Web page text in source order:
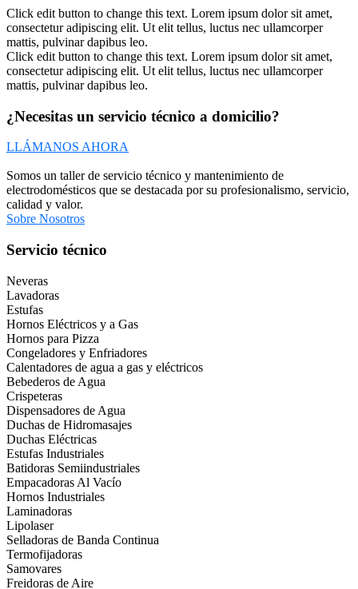
Click edit button to change this text. Lorem ipsum dolor sit amet,
consectetur adipiscing elit. Ut elit tellus, luctus nec ullamcorper
mattis, pulvinar dapibus leo.
Click edit button to change this text. Lorem ipsum dolor sit amet,
consectetur adipiscing elit. Ut elit tellus, luctus nec ullamcorper
mattis, pulvinar dapibus leo.
¿Necesitas un servicio técnico a domicilio?
LLÁMANOS AHORA
Somos un taller de servicio técnico y mantenimiento de
electrodomésticos que se destacada por su profesionalismo, servicio,
calidad y valor.
Sobre Nosotros
Servicio técnico
Neveras
Lavadoras
Estufas
Hornos Eléctricos y a Gas
Hornos para Pizza
Congeladores y Enfriadores
Calentadores de agua a gas y eléctricos
Bebederos de Agua
Crispeteras
Dispensadores de Agua
Duchas de Hidromasajes
Duchas Eléctricas
Estufas Industriales
Batidoras Semiindustriales
Empacadoras Al Vacío
Hornos Industriales
Laminadoras
Lipolaser
Selladoras de Banda Continua
Termofijadoras
Samovares
Freidoras de Aire